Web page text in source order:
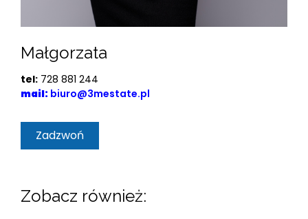
Małgorzata
tel: 728 881 244
mail: biuro@3mestate.pl
Zadzwoń
Zobacz również: